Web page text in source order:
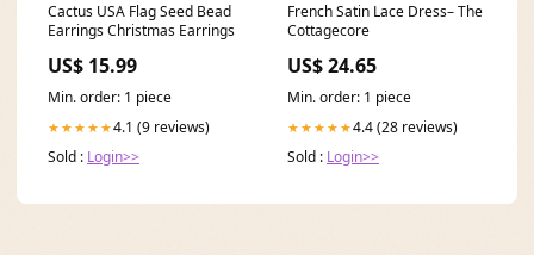
Cactus USA Flag Seed Bead
Earrings Christmas Earrings
US$ 15.99
Min. order: 1 piece
★★★★★4.1 (9 reviews)
Sold : Login>>
French Satin Lace Dress– The
Cottagecore
US$ 24.65
Min. order: 1 piece
★★★★★4.4 (28 reviews)
Sold : Login>>